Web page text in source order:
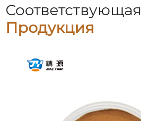
Соответствующая
Продукция